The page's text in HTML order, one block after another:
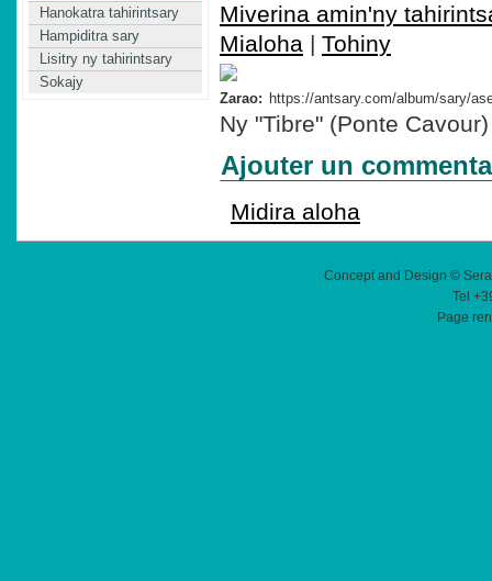
Hanokatra tahirintsary
Hampiditra sary
Lisitry ny tahirintsary
Sokajy
Miverina amin'ny
Mialoha | Tohiny
Zarao:
Ny "Tibre" (Ponte Cavour)
Ajouter un
Midira aloha
Concept and Design ©
Tel
Page